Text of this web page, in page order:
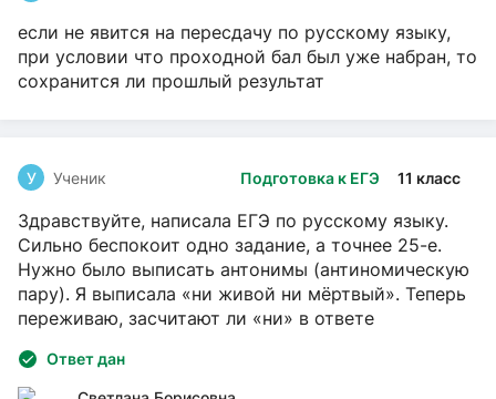
если не явится на пересдачу по русскому языку,
при условии что проходной бал был уже набран, то
сохранится ли прошлый результат
Подготовка к ЕГЭ 11 класс
У Ученик
Здравствуйте, написала ЕГЭ по русскому языку.
Сильно беспокоит одно задание, а точнее 25-е.
Нужно было выписать антонимы (антиномическую
пару). Я выписала «ни живой ни мёртвый». Теперь
переживаю, засчитают ли «ни» в ответе
Ответ дан